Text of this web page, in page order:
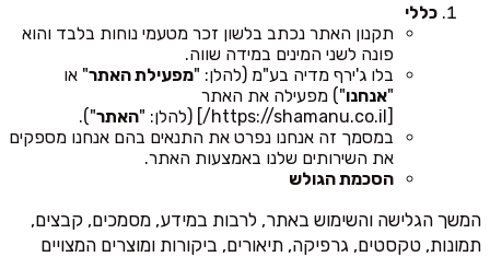
כללי
תקנון האתר נכתב בלשון זכר מטעמי נוחות בלבד והוא
פונה לשני המינים במידה שווה.
בלו ג'ירף מדיה בע"מ (להלן: "מפעילת האתר" או
"אנחנו") מפעילה את האתר
[https://shamanu.co.il/] (להלן: "
האתר").
במסמך זה אנחנו נפרט את התנאים בהם אנחנו מספקים
את השירותים שלנו באמצעות האתר.
הסכמת הגולש
המשך הגלישה והשימוש באתר, לרבות במידע, מסמכים, קבצים,
תמונות, טקסטים, גרפיקה, תיאורים, ביקורות ומוצרים המצויים